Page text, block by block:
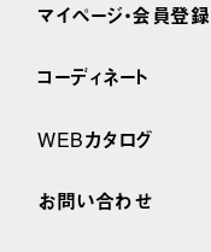
マイページ・会員登録
コーディネート
WEBカタログ
お問い合わせ